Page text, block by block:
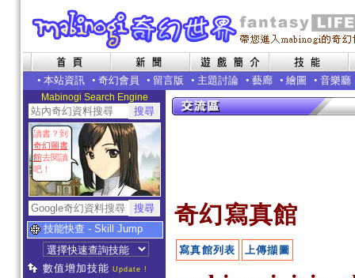
• 本站資訊 • 奇幻會員 • 留言版 • 主題討論 • 藝廊 • 繪圖 • 音樂廳
Mabinogi Search Engine
讀書？到
奇幻圖書
館去閱讀
吧！
技能快查 - Skill Jump
數值增加技能 Update !
奇幻寫真館
寫真館列表 上傳擷圖